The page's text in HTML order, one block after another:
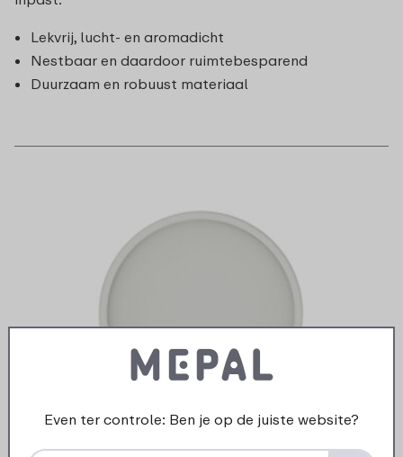
Lekvrij, lucht- en aromadicht
Nestbaar en daardoor ruimtebesparend
Duurzaam en robuust materiaal
Even ter controle: Ben je op de juiste website?